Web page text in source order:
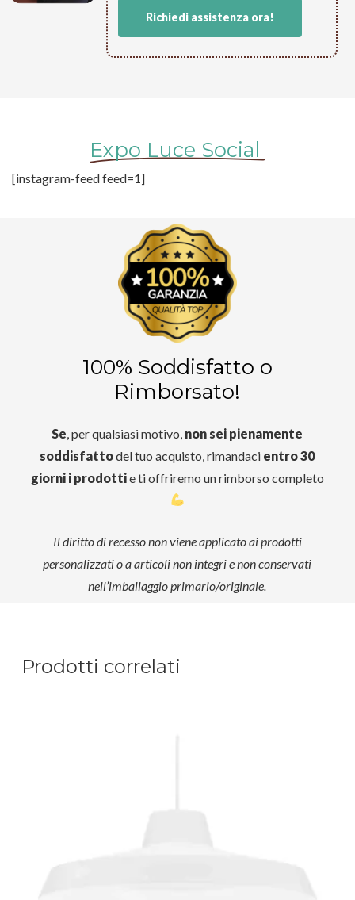
Richiedi assistenza ora!
Expo Luce Social
[instagram-feed feed=1]
100% Soddisfatto o
Rimborsato!
Se , per qualsiasi motivo, non sei pienamente
soddisfattodel tuo acquisto, rimandaci entro 30
giorni i prodottie ti offriremo un rimborso completo
Il diritto di recesso non viene applicato ai prodotti
personalizzati o a articoli non integri e non conservati
nell’imballaggio primario/originale.
Prodotti correlati